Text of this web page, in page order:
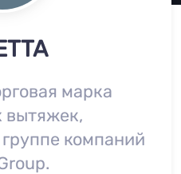
марка
вытяжек,
компаний